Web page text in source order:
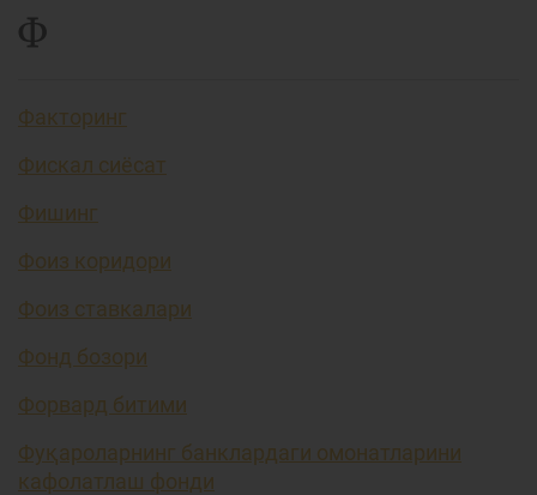
Ф
Факторинг
Фискал сиёсат
Фишинг
Фоиз коридори
Фоиз ставкалари
Фонд бозори
Форвард битими
Фуқароларнинг банклардаги омонатларини
кафолатлаш фонди